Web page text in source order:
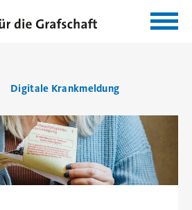
Digitale Krankmeldung